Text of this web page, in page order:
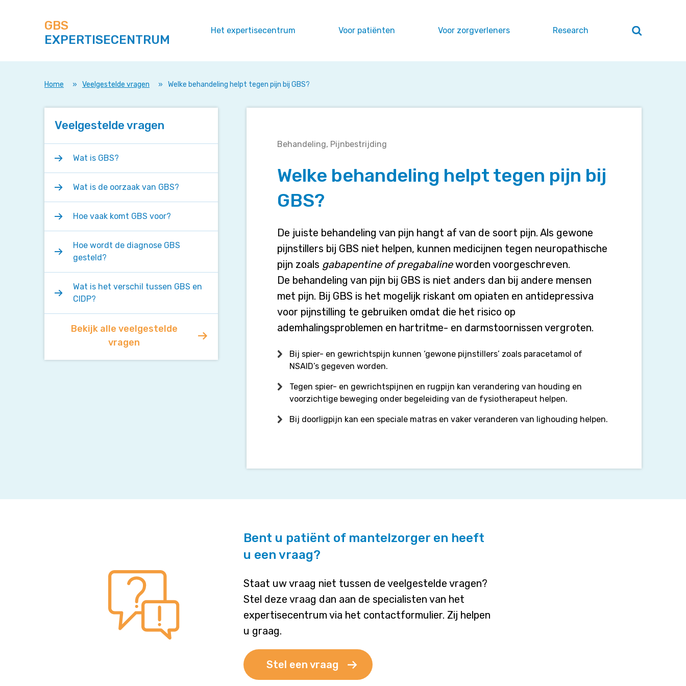
naar
content
deze
site
GBS
EXPERTISECENTRUM
Het expertisecentrum Voor patiënten Voor zorgverleners Research Zoeken
sluiten
Home » Veelgestelde vragen » Welke behandeling helpt tegen pijn bij GBS?
Welke
helpt
tegen
pijn
bij
Behandeling Pijnbestrijding
Welke behandeling helpt tegen pijn bij
GBS?
De juiste behandeling van pijn hangt af van de soort pijn. Als gewone
pijnstillers bij GBS niet helpen, kunnen medicijnen tegen neuropathische
pijn zoals gabapentine of pregabalineworden voorgeschreven.
De behandeling van pijn bij GBS is niet anders dan bij andere mensen
met pijn. Bij GBS is het mogelijk riskant om opiaten en antidepressiva
voor pijnstilling te gebruiken omdat die het risico op
ademhalingsproblemen en hartritme- en darmstoornissen vergroten.
Bij spier- en gewrichtspijn kunnen ‘gewone pijnstillers’ zoals paracetamol of
NSAID’s gegeven worden.
Tegen spier- en gewrichtspijnen en rugpijn kan verandering van houding en
voorzichtige beweging onder begeleiding van de fysiotherapeut helpen.
Bij doorligpijn kan een speciale matras en vaker veranderen van lighouding helpen.
Veelgestelde vragen
Wat is GBS?
Wat is de oorzaak van GBS?
Hoe vaak komt GBS voor?
Hoe wordt de diagnose GBS
gesteld?
Wat is het verschil tussen GBS en
CIDP?
Bekijk alle veelgestelde
vragen
Bent u patiënt of mantelzorger en heeft
u een vraag?
Staat uw vraag niet tussen de veelgestelde vragen?
Stel deze vraag dan aan de specialisten van het
expertisecentrum via het contactformulier. Zij helpen
u graag.
Stel een vraag